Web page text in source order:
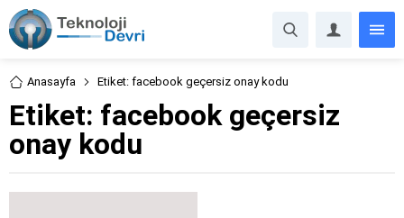
Anasayfa Etiket: facebook geçersiz onay kodu
Etiket: facebook geçersiz
onay kodu